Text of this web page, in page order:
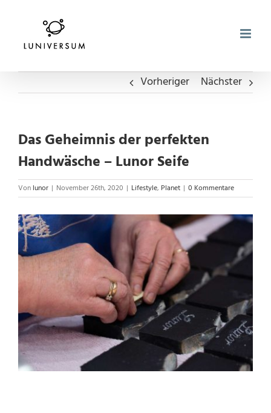
springen
Vorheriger Nächster
Das Geheimnis der perfekten
Handwäsche – Lunor Seife
Von lunor | November 26th, 2020 | Lifestyle, Planet | 0 Kommentare